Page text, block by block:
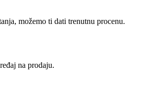
možemo ti dati trenutnu procenu.
na prodaju.